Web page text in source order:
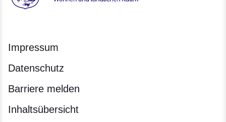
Hessen - Hessisches Ministerium für Wirtschaft, Energie,
Impressum
Datenschutz
Barriere melden
Inhaltsübersicht